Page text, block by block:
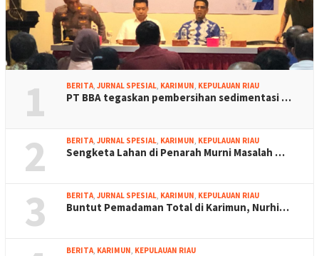
1 BERITA, JURNAL SPESIAL, KARIMUN, KEPULAUAN RIAU
PT BBA tegaskan pembersihan sedimentasi …
2 BERITA, JURNAL SPESIAL, KARIMUN, KEPULAUAN RIAU
Sengketa Lahan di Penarah Murni Masalah …
3 BERITA, JURNAL SPESIAL, KARIMUN, KEPULAUAN RIAU
Buntut Pemadaman Total di Karimun, Nurhi…
BERITA, KARIMUN, KEPULAUAN RIAU